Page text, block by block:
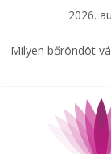
2026.
Milyen bőröndöt
Elérhető zöld
Különleges
A zöld
szempontjainak